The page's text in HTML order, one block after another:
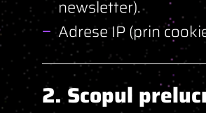
newsletter).
Adrese IP (prin
2. Scopul